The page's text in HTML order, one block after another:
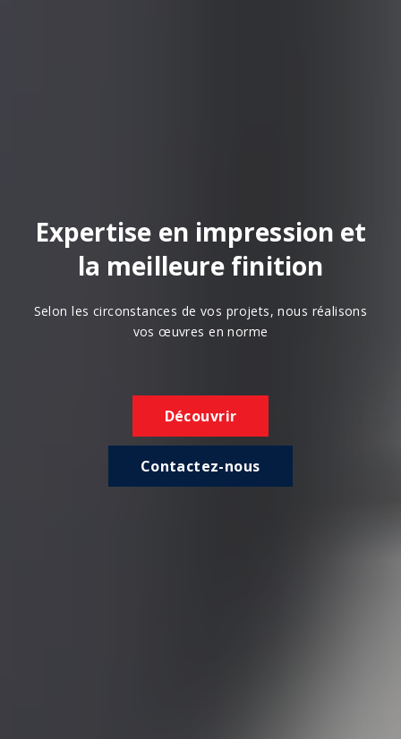
Expertise en impression et
la meilleure finition
Selon les circonstances de vos projets, nous réalisons
vos œuvres en norme
Découvrir
Contactez-nous